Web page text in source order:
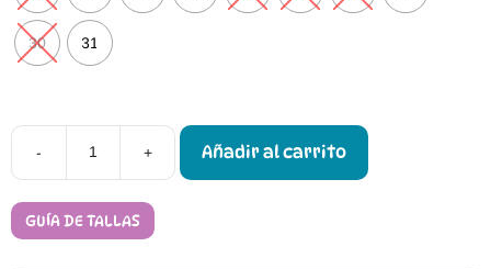
30 31
-
Calzado
Barefoot
+ Añadir al carrito
GUÍA DE TALLAS